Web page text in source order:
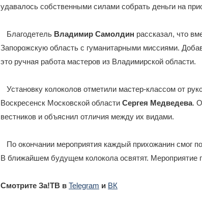
удавалось собственными силами собрать деньги на
Благодетель Владимир Самолдин рассказал, что
Запорожскую область с гуманитарными миссиями.
это ручная работа мастеров из Владимирской области.
Установку колоколов отметили мастер-классом от
Воскресенск Московской области Сергея Медведева.
вестников и объяснил отличия между их видами.
По окончании мероприятия каждый прихожанин смог
В ближайшем будущем колокола освятят. Мероприятие
️Смотрите За!ТВ в Telegram и ВК